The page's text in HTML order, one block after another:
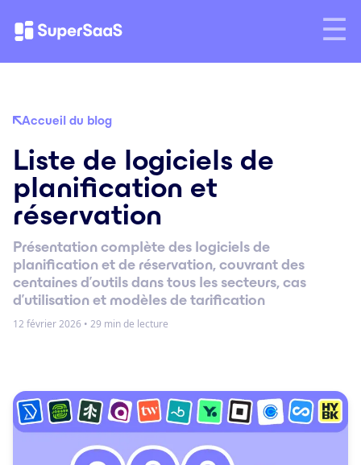
Accueil du blog
Liste de logiciels de
planification et
réservation
Présentation complète des logiciels de
planification et de réservation, couvrant des
centaines d’outils dans tous les secteurs, cas
d’utilisation et modèles de tarification
12 février 2026 • 29 min de lecture